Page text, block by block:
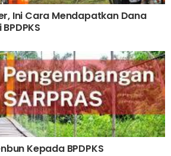
Ini Cara Mendapatkan Dana
Kepada BPDPKS